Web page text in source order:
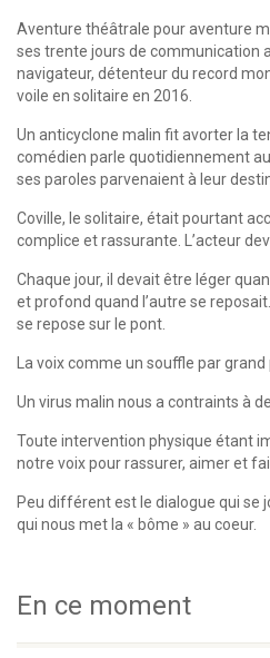
Aventure théâtrale pour aventure
ses trente jours de communication
navigateur, détenteur du record
voile en solitaire en 2016.
Un anticyclone malin fit avorter la
comédien parle quotidiennement
ses paroles parvenaient à leur
Coville, le solitaire, était pourtant
complice et rassurante. L’acteur
Chaque jour, il devait être léger
et profond quand l’autre se
se repose sur le pont.
La voix comme un souffle par grand
Un virus malin nous a contraints à
Toute intervention physique étant
notre voix pour rassurer, aimer et
Peu différent est le dialogue qui se
qui nous met la « bôme » au coeur.
En ce moment